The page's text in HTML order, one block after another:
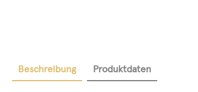
Beschreibung Produktdaten